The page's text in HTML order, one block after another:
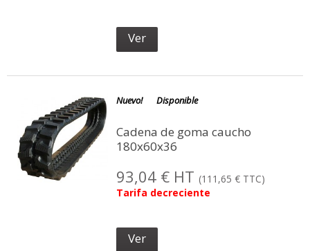
Ver
Nuevo! Disponible
Cadena de goma caucho
180x60x36
93,04 € HT (111,65 € TTC)
Tarifa decreciente
Ver